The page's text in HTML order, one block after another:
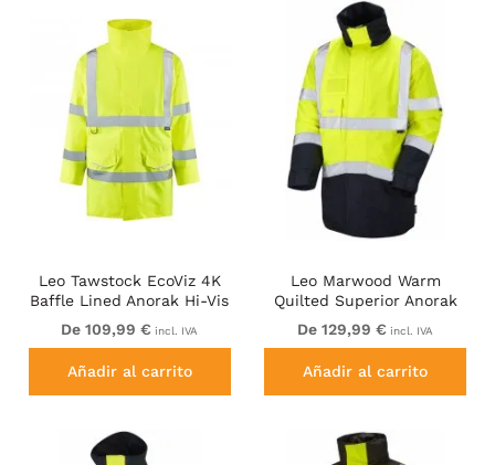
Leo Tawstock EcoViz 4K
Baffle Lined Anorak Hi-Vis
Yellow
De 109,99 € incl. IVA
Añadir al carrito
Leo Marwood Warm
Quilted Superior Anorak
Hi-Vis Yellow/Navy
De 129,99 € incl. IVA
Añadir al carrito